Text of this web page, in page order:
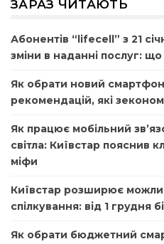
ЗАРАЗ ЧИТАЮТЬ
Абонентів “lifecell” з 21
зміни в наданні послуг: що
Як обрати новий смартфон
рекомендацій, які
Як працює мобільний
світла: Київстар пояснив
міфи
Київстар розширює
спілкування: від 1 грудня
Як обрати бюджетний